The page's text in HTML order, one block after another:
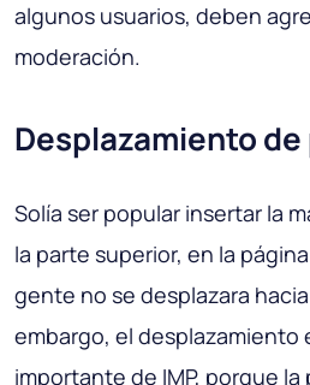
algunos usuarios, deben
moderación.
Desplazamiento
Solía ser popular insertar la
la parte superior, en la
gente no se desplazara
embargo, el desplazamiento
importante de IMP, porque